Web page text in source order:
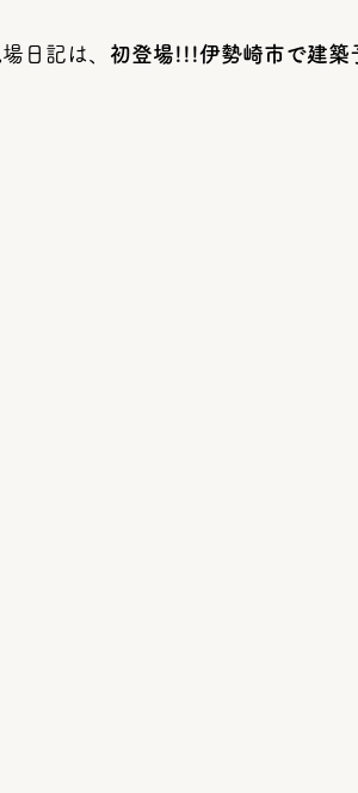
日記は、 初登場!!!伊勢崎市で建築